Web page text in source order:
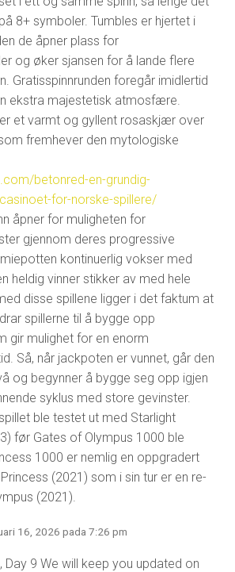
8+ symboler. Tumbles er hjertet i
de åpner plass for
og øker sjansen for å lande flere
Gratisspinnrunden foregår imidlertid
ekstra majestetisk atmosfære.
et varmt og gyllent rosaskjær over
fremhever den mytologiske
betonred-en-grundig-
for-norske-spillere/
åpner for muligheten for
gjennom deres progressive
kontinuerlig vokser med
heldig vinner stikker av med hele
disse spillene ligger i det faktum at
spillerne til å bygge opp
gir mulighet for en enorm
Så, når jackpoten er vunnet, går den
og begynner å bygge seg opp igjen
syklus med store gevinster.
ble testet ut med Starlight
før Gates of Olympus 1000 ble
1000 er nemlig en oppgradert
(2021) som i sin tur er en re-
(2021).
16, 2026 pada 7:26 pm
Day 9 We will keep you updated on